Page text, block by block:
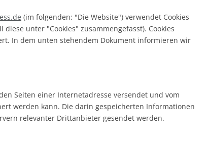
(im folgenden: "Die Website") verwendet Cookies
unter "Cookies" zusammengefasst). Cookies
In dem unten stehendem Dokument informieren wir
Seiten einer Internetadresse versendet und vom
werden kann. Die darin gespeicherten Informationen
relevanter Drittanbieter gesendet werden.